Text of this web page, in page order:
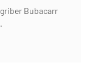
Bubacarr